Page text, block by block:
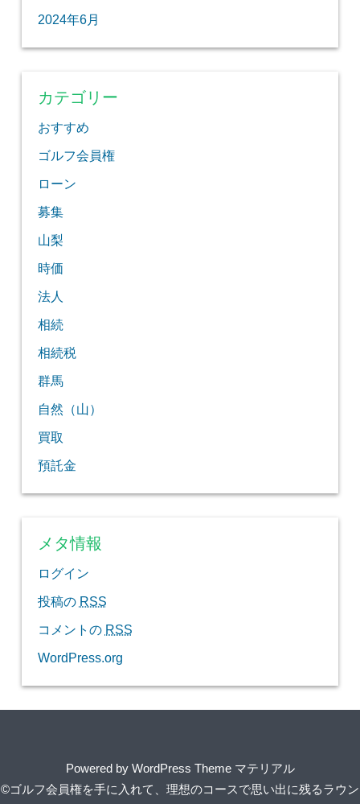
2024年6月
カテゴリー
おすすめ
ゴルフ会員権
ローン
募集
山梨
時価
法人
相続
相続税
群馬
自然（山）
買取
預託金
メタ情報
ログイン
投稿の RSS
コメントの RSS
WordPress.org
Powered by WordPress Theme マテリアル
©ゴルフ会員権を手に入れて、理想のコースで思い出に残るラウン